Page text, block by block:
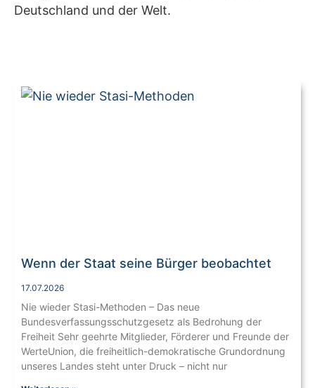
Deutschland und der Welt.
Wenn der Staat seine Bürger beobachtet
17.07.2026
Nie wieder Stasi-Methoden – Das neue
Bundesverfassungsschutzgesetz als Bedrohung der
Freiheit Sehr geehrte Mitglieder, Förderer und Freunde der
WerteUnion, die freiheitlich-demokratische Grundordnung
unseres Landes steht unter Druck – nicht nur